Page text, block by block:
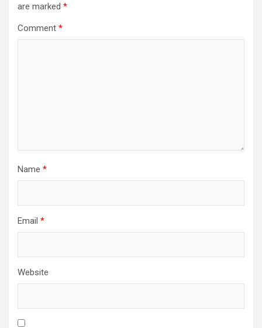
are marked *
Comment *
Name *
Email *
Website